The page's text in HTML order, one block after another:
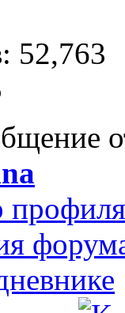
52,763
профиля